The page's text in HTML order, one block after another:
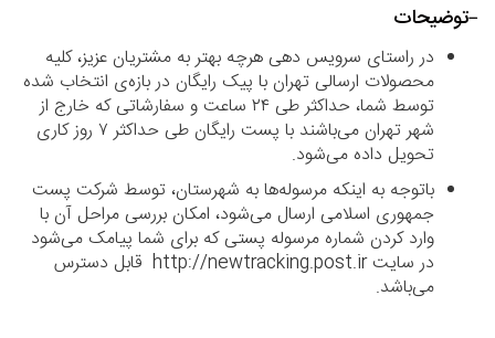
توضیحات
در راستای سرویس دهی هرچه بهتر به مشتریان عزیز، کلیه
محصولات ارسالی تهران با پیک رایگان در بازه‌ی انتخاب شده
توسط شما، حداکثر طی ۲۴ ساعت و سفارشاتی که خارج از
شهر تهران می‌باشند با پست رایگان طی حداکثر ۷ روز کاری
تحویل داده می‌شود.
باتوجه به اینکه مرسوله‌ها به شهرستان، توسط شرکت پست
جمهوری اسلامی ارسال می‌شود، امکان بررسی مراحل آن با
وارد کردن شماره مرسوله پستی که برای شما پیامک می‌شود
در سایت http://newtracking.post.ir قابل دسترس
می‌باشد.